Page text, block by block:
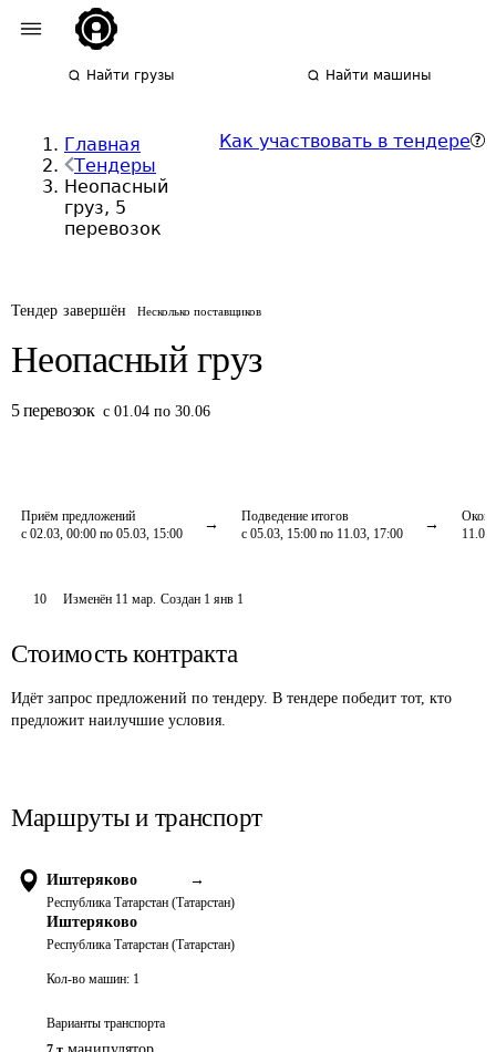
Найти грузы Найти машины
Главная
Тендеры
Неопасный
груз, 5
перевозок
Как участвовать в тендере
Тендер завершён Несколько поставщиков
Неопасный груз
5 перевозок с 01.04 по 30.06
Приём предложений
с 02.03, 00:00 по 05.03, 15:00
Подведение итогов
с 05.03, 15:00 по 11.03, 17:00
10 Изменён 11 мар. Создан 1 янв 1
Стоимость контракта
Идёт запрос предложений по тендеру. В тендере победит тот, кто
предложит наилучшие условия.
Маршруты и транспорт
Иштеряково →
Республика Татарстан (Татарстан)
Иштеряково
Республика Татарстан (Татарстан)
Кол-во машин: 1
Варианты транспорта